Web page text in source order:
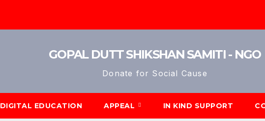
GOPAL DUTT SHIKSHAN SAMITI - NGO
Donate for Social Cause
DIGITAL EDUCATION APPEAL IN KIND SUPPORT